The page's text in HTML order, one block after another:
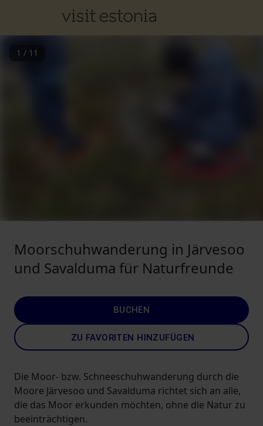
1 / 11
Moorschuhwanderung in Järvesoo
und Savalduma für Naturfreunde
BUCHEN
ZU FAVORITEN HINZUFÜGEN
Die Moor- bzw. Schneeschuhwanderung durch die
Moore Järvesoo und Savalduma richtet sich an alle,
die das Moor erkunden möchten, ohne die Natur zu
beeinträchtigen.